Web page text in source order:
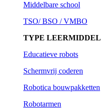
Middelbare school
TSO/ BSO / VMBO
TYPE LEERMIDDEL
Educatieve robots
Schermvrij coderen
Robotica bouwpakketten
Robotarmen